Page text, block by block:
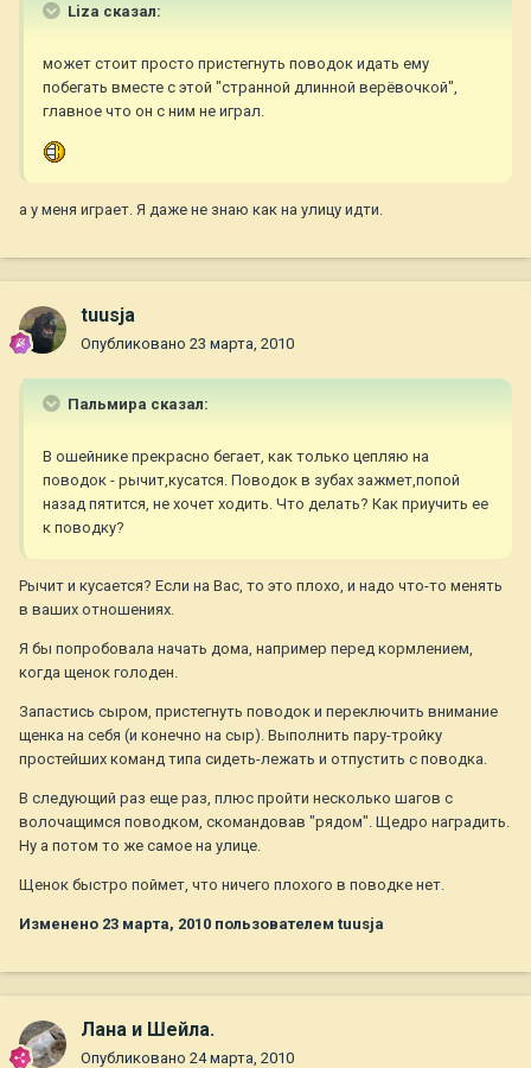
Liza сказал:
может стоит просто пристегнуть поводок идать ему
побегать вместе с этой "странной длинной верёвочкой",
главное что он с ним не играл.
а у меня играет. Я даже не знаю как на улицу идти.
tuusja
Опубликовано 23 марта, 2010
Пальмира сказал:
В ошейнике прекрасно бегает, как только цепляю на
поводок - рычит,кусатся. Поводок в зубах зажмет,попой
назад пятится, не хочет ходить. Что делать? Как приучить ее
к поводку?
Рычит и кусается? Если на Вас, то это плохо, и надо что-то менять
в ваших отношениях.
Я бы попробовала начать дома, например перед кормлением,
когда щенок голоден.
Запастись сыром, пристегнуть поводок и переключить внимание
щенка на себя (и конечно на сыр). Выполнить пару-тройку
простейших команд типа сидеть-лежать и отпустить с поводка.
В следующий раз еще раз, плюс пройти несколько шагов с
волочащимся поводком, скомандовав "рядом". Щедро наградить.
Ну а потом то же самое на улице.
Щенок быстро поймет, что ничего плохого в поводке нет.
Изменено 23 марта, 2010 пользователем tuusja
Лана и Шейла.
Опубликовано 24 марта, 2010